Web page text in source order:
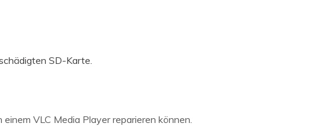
SD-Karte.
VLC Media Player reparieren können.